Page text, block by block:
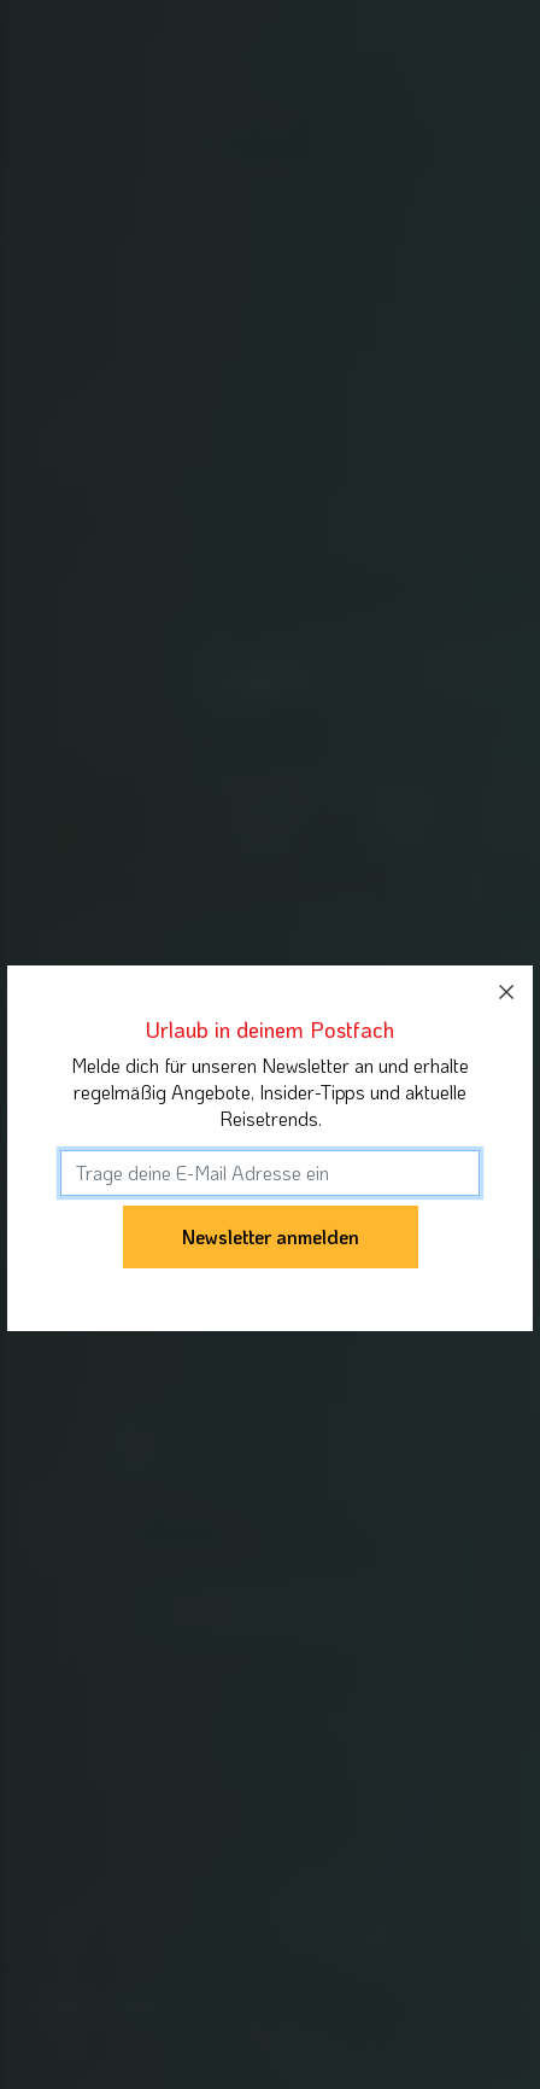
Urlaub in deinem Postfach
Melde dich für unseren Newsletter an und erhalte
regelmäßig Angebote, Insider-Tipps und aktuelle
Reisetrends.